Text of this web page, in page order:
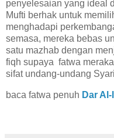
penyelesaian yang ideal
Mufti berhak untuk
menghadapi
semasa, mereka bebas
satu mazhab dengan
fiqh supaya fatwa
sifat undang-undang
baca fatwa penuh Dar